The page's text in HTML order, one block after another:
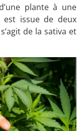
plante à une
issue de deux
de la sativa et